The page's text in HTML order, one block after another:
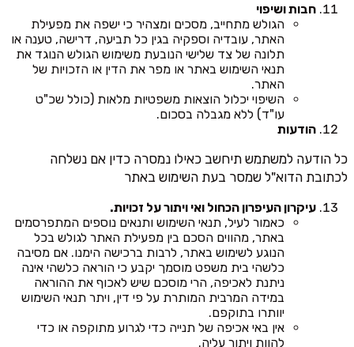
חבות ושיפוי
הגולש מתחייב, מסכים ומצהיר כי ישפה את מפעילת
האתר, עובדיה וספקיה בגין כל תביעה, דרישה, טענה או
תלונה של צד שלישי הנובעת משימוש הגולש הנוגד את
תנאי השימוש באתר או מפר את הדין או הזכויות של
האתר.
השיפוי יכלול הוצאות משפטיות מלאות (כולל שכ"ט
עו"ד) ללא מגבלה בסכום.
הודעות
כל הודעה למשתמש תיחשב כאילו נמסרה כדין אם נשלחה
לכתובת הדוא"ל שמסר בעת השימוש באתר
עיקרון העיפרון הכחול ואי ויתור על זכויות.
כאמור לעיל, תנאי השימוש ותנאים נוספים המתפרסמים
באתר, מהווים הסכם בין מפעילת האתר לגולש בכל
הנוגע לשימוש באתר, לרבות ברכישה הימנו. אם מסיבה
כלשהי בית משפט מוסמך יקבע כי הוראה כלשהי אינה
ניתנת לאכיפה, הרי מוסכם שיש לאכוף את ההוראה
במידה המרבית המותרת על פי דין, ויתר תנאי השימוש
יוותרו בתוקפם.
אין באי אכיפה של תנייה כדי לגרוע מתוקפה או כדי
להוות ויתור עליה.